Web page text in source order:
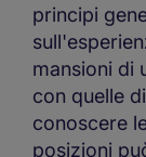
principi
mansioni di
con quelle
conoscere
posizioni